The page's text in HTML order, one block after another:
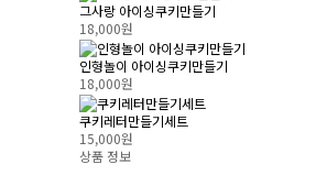
그사랑 아이싱쿠키만들기
18,000원
인형놀이 아이싱쿠키만들기
18,000원
쿠키레터만들기세트
15,000원
상품 정보